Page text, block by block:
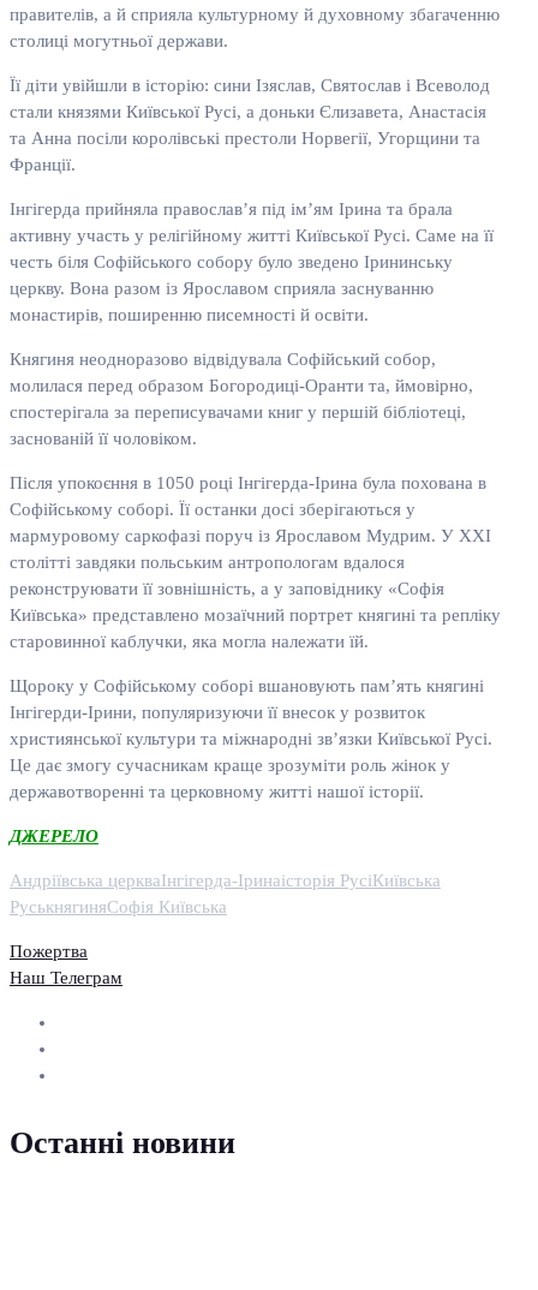
правителів, а й сприяла культурному й духовному збагаченню
столиці могутньої держави.
Її діти увійшли в історію: сини Ізяслав, Святослав і Всеволод
стали князями Київської Русі, а доньки Єлизавета, Анастасія
та Анна посіли королівські престоли Норвегії, Угорщини та
Франції.
Інгігерда прийняла православ’я під ім’ям Ірина та брала
активну участь у релігійному житті Київської Русі. Саме на її
честь біля Софійського собору було зведено Ірининську
церкву. Вона разом із Ярославом сприяла заснуванню
монастирів, поширенню писемності й освіти.
Княгиня неодноразово відвідувала Софійський собор,
молилася перед образом Богородиці-Оранти та, ймовірно,
спостерігала за переписувачами книг у першій бібліотеці,
заснованій її чоловіком.
Після упокоєння в 1050 році Інгігерда-Ірина була похована в
Софійському соборі. Її останки досі зберігаються у
мармуровому саркофазі поруч із Ярославом Мудрим. У XXI
столітті завдяки польським антропологам вдалося
реконструювати її зовнішність, а у заповіднику «Софія
Київська» представлено мозаїчний портрет княгині та репліку
старовинної каблучки, яка могла належати їй.
Щороку у Софійському соборі вшановують пам’ять княгині
Інгігерди-Ірини, популяризуючи її внесок у розвиток
християнської культури та міжнародні зв’язки Київської Русі.
Це дає змогу сучасникам краще зрозуміти роль жінок у
державотворенні та церковному житті нашої історії.
ДЖЕРЕЛО
Андріївська церкваІнгігерда-Іринаісторія РусіКиївська
РуськнягиняСофія Київська
Пожертва
Наш Телеграм
Останні новини